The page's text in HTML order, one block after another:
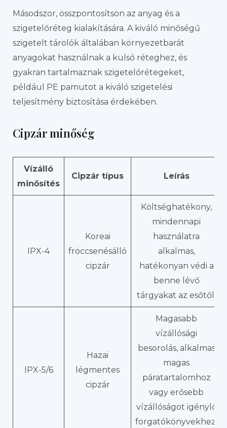
Másodszor, összpontosítson az anyag és a
szigetelőréteg kialakítására. A kiváló minőségű
szigetelt tárolók általában környezetbarát
anyagokat használnak a külső réteghez, és
gyakran tartalmaznak szigetelőrétegeket,
például PE pamutot a kiváló szigetelési
teljesítmény biztosítása érdekében.
Cipzár minőség
Vízálló
minősítés
Cipzár típus Leírás
IPX-4
Koreai
fröccsenésálló
cipzár
Költséghatékony,
mindennapi
használatra
alkalmas,
hatékonyan védi a
benne lévő
tárgyakat az esőtől.
IPX-5/6
Hazai
légmentes
cipzár
Magasabb
vízállósági
besorolás, alkalmas
magas
páratartalomhoz
vagy erősebb
vízállóságot igénylő
forgatókönyvekhez.